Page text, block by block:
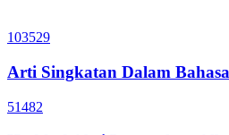
103529
Arti Singkatan Dalam
51482